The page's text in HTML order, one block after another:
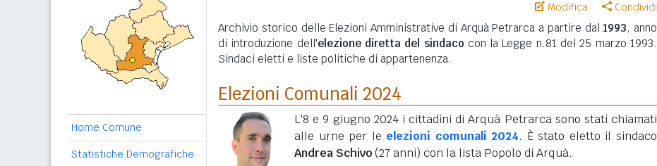
Home Comune
Statistiche Demografiche
Modifica Condividi
Archivio storico delle Elezioni Amministrative di Arquà Petrarca a partire dal1993, anno
di introduzione dell'elezione diretta del sindaco con la Legge n.81 del 25 marzo 1993.
Sindaci eletti e liste politiche di appartenenza.
Elezioni Comunali 2024
L'8 e 9 giugno 2024 i cittadini di Arquà Petrarca sono stati chiamati
alle urne per le elezioni comunali 2024. È stato eletto il sindaco
Andrea Schivo(27 anni) con la lista Popolo di Arquà.